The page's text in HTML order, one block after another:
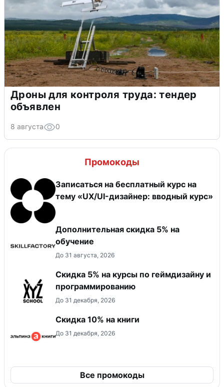
Дроны для контроля труда: тендер
объявлен
8 августа 0
Промокоды
Записаться на бесплатный курс на
тему «UX/UI-дизайнер: вводный курс»
Дополнительная скидка 5% на
обучение
До 31 августа, 2026
Скидка 5% на курсы по геймдизайну и
программированию
До 31 декабря, 2026
Скидка 10% на книги
До 31 декабря, 2026
Все промокоды